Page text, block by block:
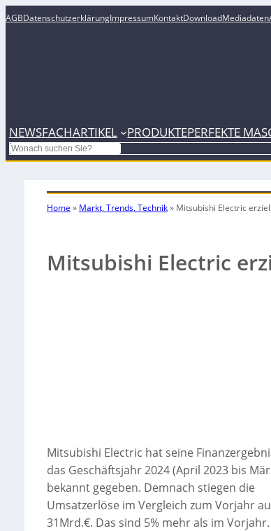
AGBDatenschutzerklärungImpressumKontaktDownloadMediadaten
NEWSFACHARTIKEL PRODUKTEPERFEKTE
Search
Home » Markt, Trends, Technik» Mitsubishi Electric
Mitsubishi Electric
Mitsubishi Electric hat seine
das Geschäftsjahr 2024 (April 2023 bis
bekannt gegeben. Demnach stiegen die
Umsatzerlöse im Vergleich zum Vorjahr
31Mrd.€. Das sind 5% mehr als im